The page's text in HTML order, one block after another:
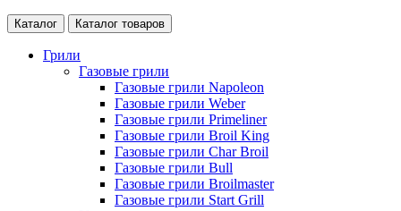
Каталог Каталог товаров
Грили
Газовые грили
Газовые грили Napoleon
Газовые грили Weber
Газовые грили Primeliner
Газовые грили Broil King
Газовые грили Char Broil
Газовые грили Bull
Газовые грили Broilmaster
Газовые грили Start Grill